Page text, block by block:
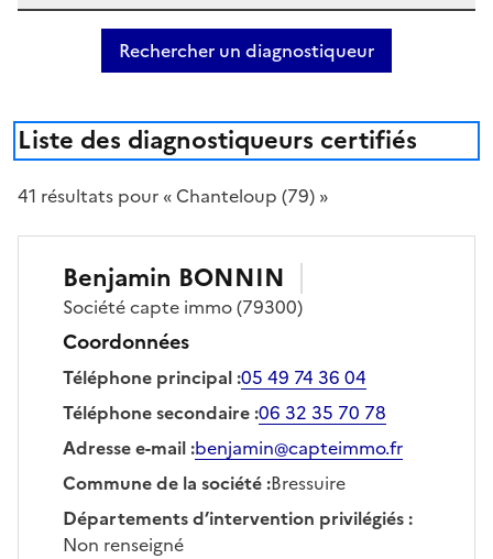
Rechercher un diagnostiqueur
Liste des diagnostiqueurs certifiés
41 résultats pour « Chanteloup (79) »
Benjamin BONNIN
Sociétécapte immo(79300)
Coordonnées
Téléphone principal:05 49 74 36 04
Téléphone secondaire:06 32 35 70 78
Adresse e-mail:benjamin@capteimmo.fr
Commune de la société:Bressuire
Départements d’intervention privilégiés:
Non renseigné